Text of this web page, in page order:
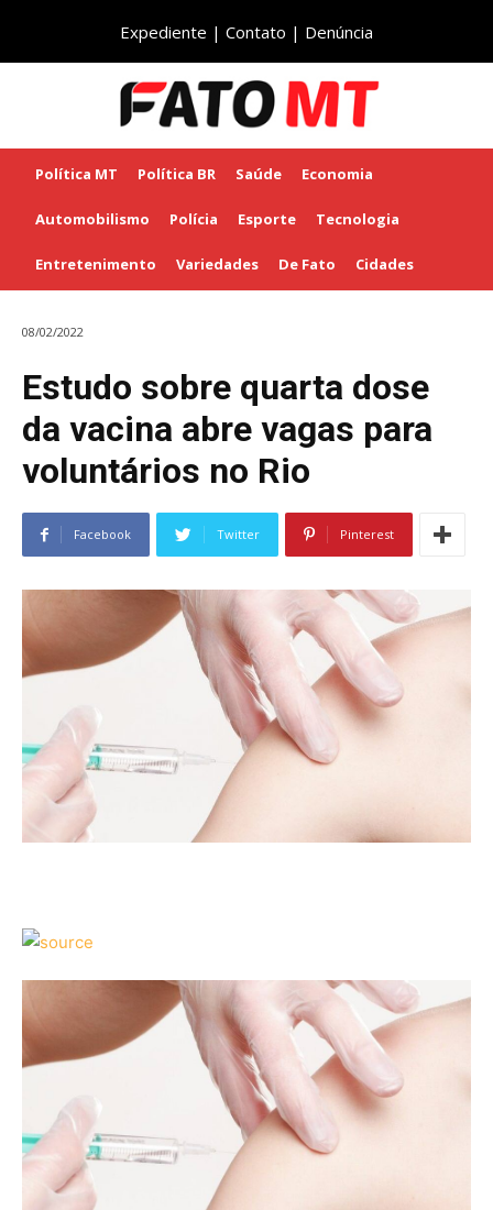
Expediente | Contato | Denúncia
Política MT Política BR Saúde Economia
Automobilismo Polícia Esporte Tecnologia
Entretenimento Variedades De Fato Cidades
08/02/2022
Estudo sobre quarta dose
da vacina abre vagas para
voluntários no Rio
Facebook Twitter Pinterest